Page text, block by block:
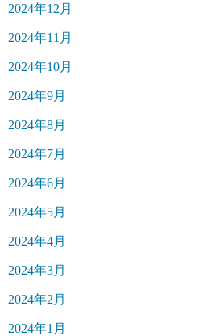
2024年12月
2024年11月
2024年10月
2024年9月
2024年8月
2024年7月
2024年6月
2024年5月
2024年4月
2024年3月
2024年2月
2024年1月